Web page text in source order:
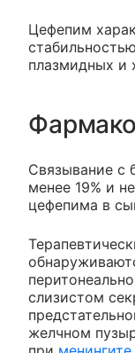
Цефепим
плазмидных и
Связывание с
менее 19% и
цефепима в
слизистом
желчном